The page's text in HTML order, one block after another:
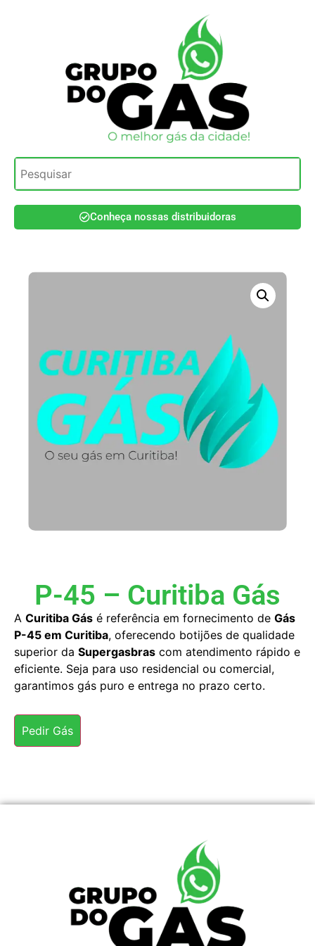
Conheça nossas distribuidoras
P-45 – Curitiba Gás
A Curitiba Gás é referência em fornecimento de Gás
P-45 em Curitiba, oferecendo botijões de qualidade
superior da Supergasbras com atendimento rápido e
eficiente. Seja para uso residencial ou comercial,
garantimos gás puro e entrega no prazo certo.
Pedir Gás